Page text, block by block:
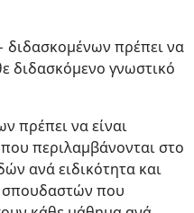
διδασκομένων πρέπει να
διδασκόμενο γνωστικό
πρέπει να είναι
περιλαμβάνονται στο
ανά ειδικότητα και
σπουδαστών που